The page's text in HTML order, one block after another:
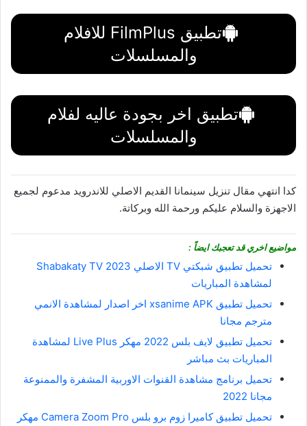
تطبيق FilmPlus للافلام
والمسلسلات
تطبيق اخر بجودة عاليه لفلام
والمسلسلات
كدا انتهي مقال تنزيل سينمانا القديم الاصلي للاندرويد مدعوم لجميع
الاجهزة والسلام عليكم ورحمة الله وبركاتة.
مواضيع اخري قد تعجبك ايضاً :
تحميل تطبيق شبكتي TV الاصلي Shabakaty TV 2023
لمشاهدة المباريات
تحميل تطبيق xsanime APK اخر اصدار لمشاهدة الانمي
مترجم مجانا
تحميل تطبيق لايف بلس 2022 مهكر Live Plus لمشاهدة
المباريات بث مباشر
تحميل برنامج مشاهدة القنوات الاوربية المشفرة والممنوعة
مجانا 2022
تحميل تطبيق كاميرا زوم برو بلس Camera Zoom Pro مهكر